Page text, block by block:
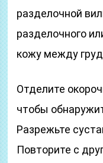
разделочной
разделочного
кожу между
Отделите
чтобы
Разрежьте
Повторите с